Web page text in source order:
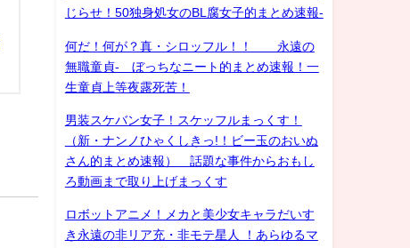
じらせ！50独身処女のBL腐女子的まとめ速報-
何だ！何が？真・シロッフル！！ 永遠の
無職童貞- ぼっちなニート的まとめ速報！一
生童貞上等夜露死苦！
男装スケバン女子！スケッフルまっくす！
（新・ナンノひゃくしきっ!！ビー玉のおいぬ
さん的まとめ速報） 話題な事件からおもし
ろ動画まで取り上げまっくす
ロボットアニメ！メカと美少女キャラだいす
き永遠の非リア充・非モテ星人 ！あらゆるマ